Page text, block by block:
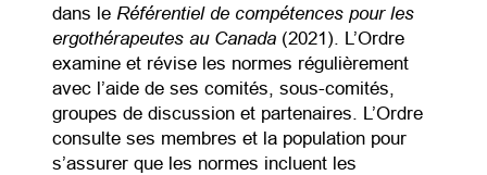
dans le Référentiel de compétences pour les
ergothérapeutes au Canada (2021). L’Ordre
examine et révise les normes régulièrement
avec l’aide de ses comités, sous-comités,
groupes de discussion et partenaires. L’Ordre
consulte ses membres et la population pour
s’assurer que les normes incluent les